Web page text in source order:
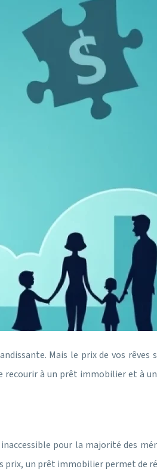
Mais le prix de vos
à un prêt immobilier et à
pour la majorité des
prix, un prêt immobilier permet de